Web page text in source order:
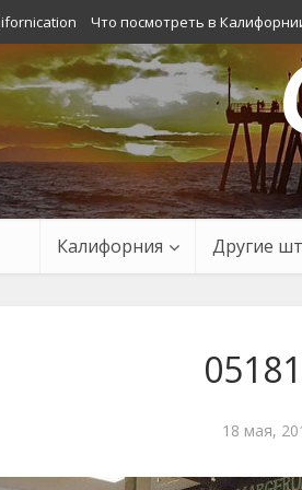
Что посмотреть в
Калифорния Другие
18 мая,